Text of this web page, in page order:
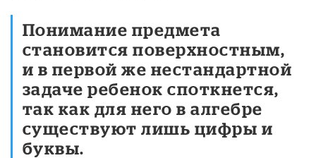
Понимание предмета
становится поверхностным,
и в первой же нестандартной
задаче ребенок споткнется,
так как для него в алгебре
существуют лишь цифры и
буквы.